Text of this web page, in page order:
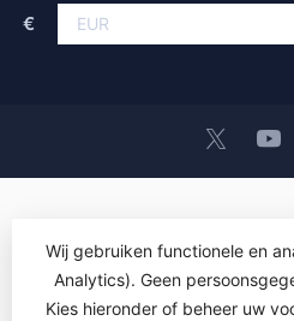
€
© Copyright 2026 OEM ICT
Lightspeed- Theme
Wij gebruiken functionele en
Analytics). Geen
Kies hieronder of beheer uw